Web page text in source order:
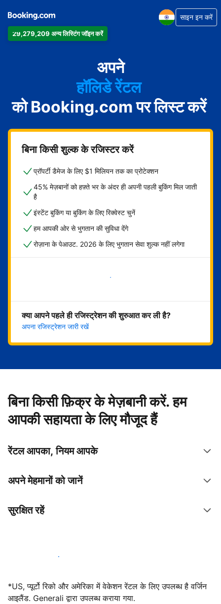
29,279,209 अन्य लिस्टिंग जॉइन करें
साइन इन करें
अपने
अपार्टमेंट
होटल
हॉलिडे रेंटल
गेस्ट हाउस
बेड एंड ब्रेकफ़ास्ट
को Booking.com पर लिस्ट करें
बिना किसी शुल्क के रजिस्टर करें
प्रॉपर्टी डैमेज के लिए $1 मिलियन तक का प्रोटेक्शन
45% मेज़बानों को हफ़्ते भर के अंदर ही अपनी पहली बुकिंग मिल जाती
है
इंस्टेंट बुकिंग या बुकिंग के लिए रिक्वेस्ट चुनें
हम आपकी ओर से भुगतान की सुविधा देंगे
रोज़ाना के पेआउट. 2026 के लिए भुगतान सेवा शुल्क नहीं लगेगा
अभी शुरू करें
क्या आपने पहले ही रजिस्ट्रेशन की शुरुआत कर ली है?
अपना रजिस्ट्रेशन जारी रखें
बिना किसी फ़िक्र के मेज़बानी करें. हम
आपकी सहायता के लिए मौजूद हैं
रेंटल आपका, नियम आपके
अपने मेहमानों को जानें
सुरक्षित रहें
आज ही हमारे साथ मेजबानी करें
*US, प्यूर्टो रिको और अमेरिका में वेकेशन रेंटल के लिए उपलब्ध है वर्जिन
आइलैंड. Generali द्वारा उपलब्ध कराया गया.